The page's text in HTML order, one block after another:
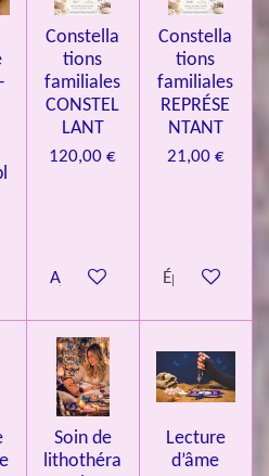
panier
Constella
tions
familiales
CONSTEL
LANT
120,00 €
Ajouter au panier
Constella
tions
familiales
REPRÉSE
NTANT
21,00 €
Épuisé
Soin de
lithothéra
Lecture
d’âme